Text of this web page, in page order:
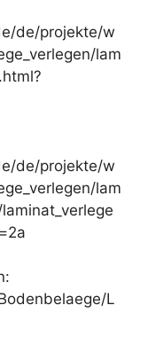
de/projekte/w
lam
de/projekte/w
lam
L